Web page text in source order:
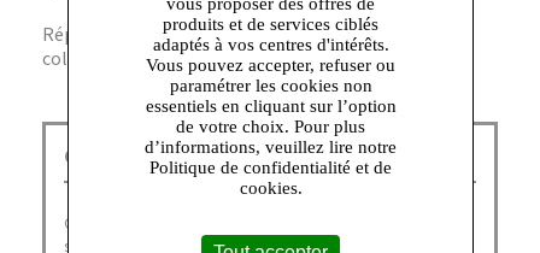
Réponse : Oui, ce modèle fait partie de la dernière
collection Blue Touch de Geox.
GEOX Corbeil :
Geox doit son succès international à ses chaussures aux
semelles innovantes et brevetées qui laissent respirer
produits et de services ciblés
adaptés à vos centres d'intérêts.
Vous pouvez accepter, refuser ou
paramétrer les cookies non
essentiels en cliquant sur l’option
de votre choix. Pour plus
d’informations, veuillez lire notre
Politique de confidentialité et de
cookies.